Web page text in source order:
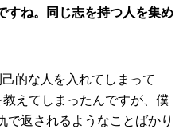
ね。同じ志を持つ人を集め
的な人を入れてしまって
えてしまったんですが、僕
で返されるようなことばかり